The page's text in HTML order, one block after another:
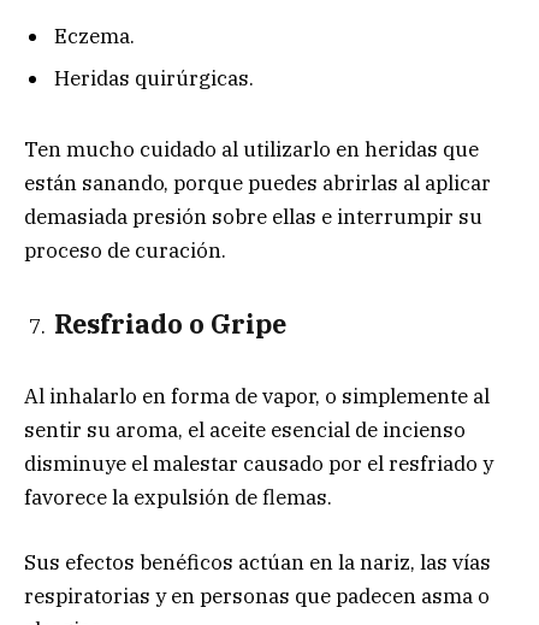
Eczema.
Heridas quirúrgicas.
Ten mucho cuidado al utilizarlo en heridas que
están sanando, porque puedes abrirlas al aplicar
demasiada presión sobre ellas e interrumpir su
proceso de curación.
Resfriado o Gripe
Al inhalarlo en forma de vapor, o simplemente al
sentir su aroma, el aceite esencial de incienso
disminuye el malestar causado por el resfriado y
favorece la expulsión de flemas.
Sus efectos benéficos actúan en la nariz, las vías
respiratorias y en personas que padecen asma o